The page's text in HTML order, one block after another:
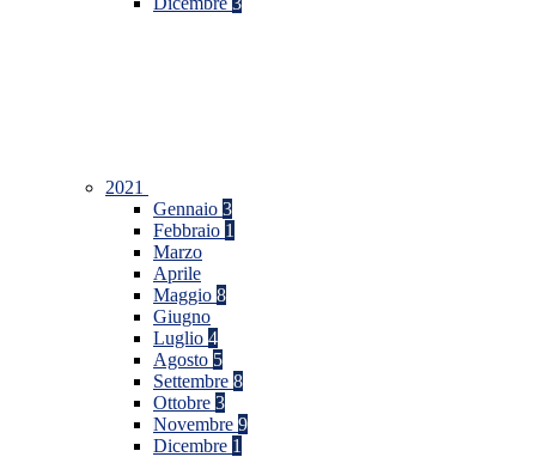
2021
Gennaio 3
Febbraio 1
Marzo
Aprile
Maggio 8
Giugno
Luglio 4
Agosto 5
Settembre 8
Ottobre 3
Novembre 9
Dicembre 1